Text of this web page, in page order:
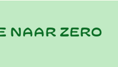
naar zero